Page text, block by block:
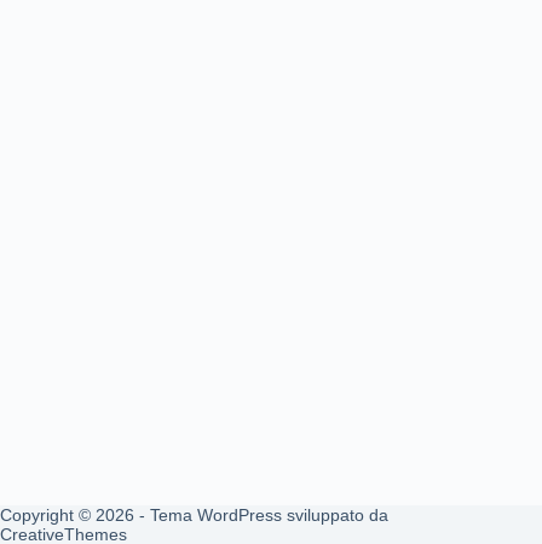
Copyright © 2026 - Tema WordPress sviluppato da
CreativeThemes